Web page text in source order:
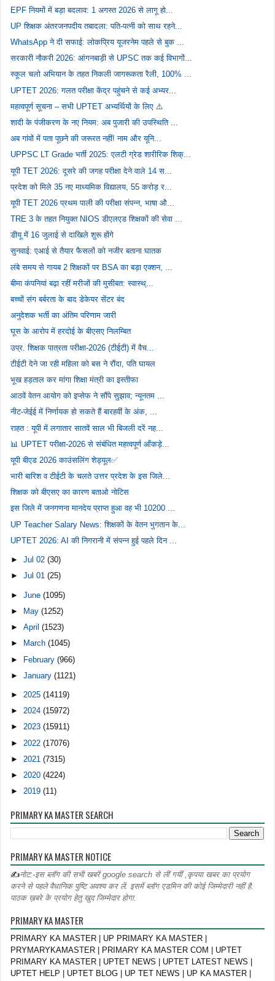
EPF नियमों में बड़ा बदलाव: 1 अगस्त 2026 से लागू हो...
UP शिक्षक अंतरजनपदीय तबादला: पति-पत्नी को साथ रहने...
WhatsApp ने दी सफाई: लोकप्रिय यूजरनेम पहले से बुक ...
सरकारी नौकरी 2026: आंगनबाड़ी से UPSC तक कई विभागों...
स्कूल चलो अभियान के तहत निकली जागरूकता रैली, 100% ...
UPTET 2026: गलत परीक्षा केंद्र पहुंचने से कई अभ्यर...
महत्वपूर्ण सूचना – सभी UPTET अभ्यर्थियों के लिए ⚠️
शादी के पंजीकरण के नए नियम: अब पुजारी की उपस्थिति ...
अब गांवों में पता पूछने की जरूरत नहीं! नाम और यूनि...
UPPSC LT Grade भर्ती 2025: एलटी ग्रेड शारीरिक शिक्...
यूपी TET 2026: दूसरे की जगह परीक्षा देने वाले 14 स...
प्रदेश को मिले 35 नए माध्यमिक विद्यालय, 55 करोड़ र...
यूपी TET 2026 प्रथम पाली की परीक्षा संपन्न, भाषा औ...
TRE 3 के तहत नियुक्त NIOS डीएलएड शिक्षकों की सेवा ...
डीयू में 16 जुलाई से दाखिले शुरू होंगे
सुनवाई: एआई से तैयार फैसलों को नजीर बताना घातक
लंबे समय से गायब 2 शिक्षकों पर BSA का बड़ा एक्शन, ...
बीमा कंपनियां बढ़ा रहीं मरीजों की मुसीबत: स्वास्थ्...
बच्चों संग बर्बरता के बाद डेकेयर सेंटर बंद
अनुदेशक भर्ती का अंतिम परिणाम जारी
घूस के आरोप में हरदोई के बीएसए निलम्बित
उप्र. शिक्षक पात्रता परीक्षा-2026 (टीईटी) में वैच...
टीईटी देने जा रही महिला को बस ने रौंदा, पति घायल
भूख हड़ताल कर मांगा शिक्षा मंत्री का इस्तीफा
आठवें वेतन आयोग को इप्सेफ ने सौंपे सुझाव; न्यूनतम ...
नीट-जेईई में निर्णायक हो सकते हैं बारहवीं के अंक, ...
राहत : यूपी में लगातार सातवें साल भी बिजली दरें नह...
📊 UPTET परीक्षा-2026 से संबंधित महत्वपूर्ण आँकड़े...
यूपी बीएड 2026 काउंसलिंग शेड्यूल✅
भारी बारिश व टीईटी के चलते उत्तर प्रदेश के इस जिले...
शिक्षक को बीएसए का कारण बताओ नोटिस
इस जिले में जनगणना मानदेय प्राप्त हुआ वह भी 10200 ...
UP Teacher Salary News: शिक्षकों के वेतन भुगतान के...
UPTET 2026: AI की निगरानी में संपन्न हुई पहले दिन ...
►Jul 02(30)
►Jul 01(25)
►June(1095)
►
May(1252)
►April(1523)
►
March(1045)
► February(966)
►January(1121)
►2025(14119)
►2024(15972)
►2023(15911)
► 2022(17076)
► 2021(7315)
►2020(4224)
►2019(11)
PRIMARY KA MASTER SEARCH
PRIMARY KA MASTER NOTICE
✍नोट:-इस ब्लॉग की सभी खबरें google search से लीं गयीं ,कृपया खबर का प्रयोग
करने से पहले वैधानिक पुष्टि अवश्य कर लें. इसमें ब्लॉग एडमिन की कोई जिम्मेदारी नहीं है.
पाठक ख़बरे के प्रयोग हेतु खुद जिम्मेदार होगा.
PRIMARY KA MASTER
PRIMARY KA MASTER | UP PRIMARY KA MASTER |
PRYMARYKAMASTER | PRIMARY KA MASTER COM | UPTET
PRIMARY KA MASTER | UPTET NEWS | UPTET LATEST NEWS |
UPTET HELP | UPTET BLOG | UP TET NEWS | UP KA MASTER |